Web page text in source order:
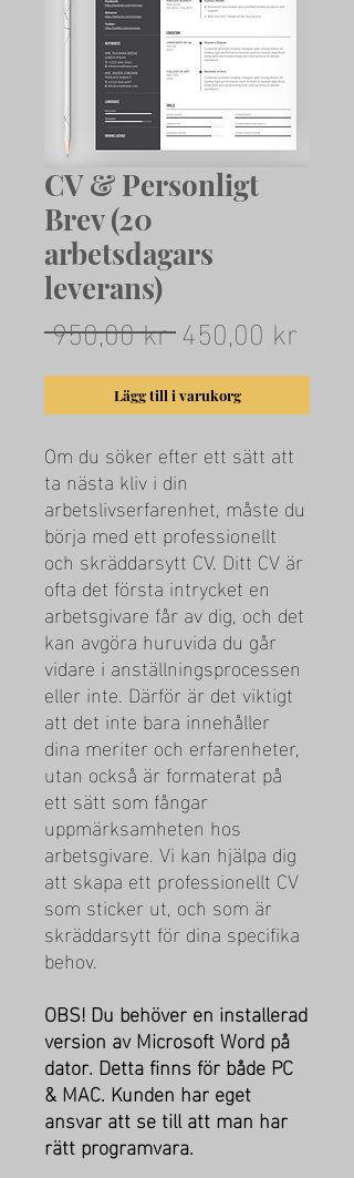
CV & Personligt
Brev (20
arbetsdagars
leverans)
950,00 kr Ordinarie
pris
450,00 kr
Lägg till i varukorg
Om du söker efter ett sätt att
ta nästa kliv i din
arbetslivserfarenhet, måste du
börja med ett professionellt
och skräddarsytt CV. Ditt CV är
ofta det första intrycket en
arbetsgivare får av dig, och det
kan avgöra huruvida du går
vidare i anställningsprocessen
eller inte. Därför är det viktigt
att det inte bara innehåller
dina meriter och erfarenheter,
utan också är formaterat på
ett sätt som fångar
uppmärksamheten hos
arbetsgivare. Vi kan hjälpa dig
att skapa ett professionellt CV
som sticker ut, och som är
skräddarsytt för dina specifika
behov.
OBS! Du behöver en installerad
version av Microsoft Word på
dator. Detta finns för både PC
& MAC. Kunden har eget
ansvar att se till att man har
rätt programvara.